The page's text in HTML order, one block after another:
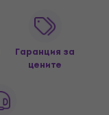
Гаранция за
цените